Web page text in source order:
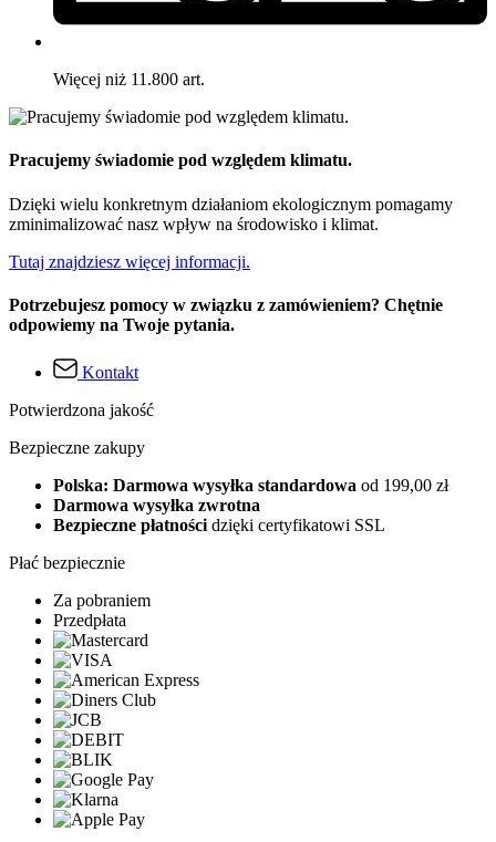
Więcej niż 11.800 art.
Pracujemy świadomie pod względem klimatu.
Dzięki wielu konkretnym działaniom ekologicznym pomagamy
zminimalizować nasz wpływ na środowisko i klimat.
Tutaj znajdziesz więcej informacji.
Potrzebujesz pomocy w związku z zamówieniem? Chętnie
odpowiemy na Twoje pytania.
Kontakt
Potwierdzona jakość
Bezpieczne zakupy
Polska: Darmowa wysyłka standardowa od 199,00 zł
Darmowa wysyłka zwrotna
Bezpieczne płatności dzięki certyfikatowi SSL
Płać bezpiecznie
Za pobraniem
Przedpłata